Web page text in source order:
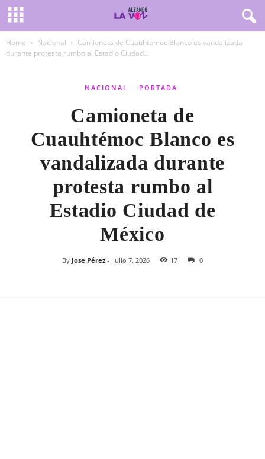
Home Nacional
Camioneta de Cuauhtémoc Blanco es vandalizada
durante protesta rumbo al Estadio Ciudad...
NACIONAL PORTADA
Camioneta de
Cuauhtémoc Blanco es
vandalizada durante
protesta rumbo al
Estadio Ciudad de
México
By Jose Pérez - julio 7, 2026 17 0